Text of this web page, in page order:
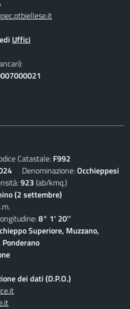
Uffici
Catastale: F992
Denominazione:Occhieppesi
923 (ab/kmq.)
(2 settembre)
8° 1' 20''
Superiore, Muzzano,
dei dati (D.P.O.)